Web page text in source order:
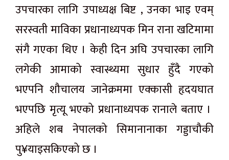
उपचारका लागि उपाध्यक्ष बिष्ट , उनका भाइ एवम्
सरस्वती माविका प्रधानाध्यपक मिन राना खटिमामा
संगै गएका थिए । केही दिन अघि उपचारका लागि
लगेकी आमाको स्वास्थ्यमा सुधार हुँदै गएको
भएपनि शौचालय जानेक्रममा एक्कासी हृदयघात
भएपछि मृत्यू भएको प्रधानाध्यपक रानाले बताए ।
अहिले शब नेपालको सिमानानाका गड्डाचौकी
पु¥याइसकिएको छ ।